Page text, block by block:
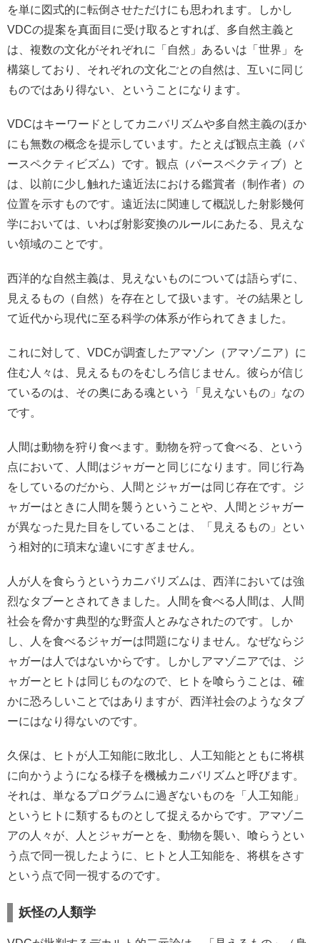
を単に図式的に転倒させただけにも思われます。しかし
VDCの提案を真面目に受け取るとすれば、多自然主義と
は、複数の文化がそれぞれに「自然」あるいは「世界」を
構築しており、それぞれの文化ごとの自然は、互いに同じ
ものではあり得ない、ということになります。
VDCはキーワードとしてカニバリズムや多自然主義のほか
にも無数の概念を提示しています。たとえば観点主義（パ
ースペクティビズム）です。観点（パースペクティブ）と
は、以前に少し触れた遠近法における鑑賞者（制作者）の
位置を示すものです。遠近法に関連して概説した射影幾何
学においては、いわば射影変換のルールにあたる、見えな
い領域のことです。
西洋的な自然主義は、見えないものについては語らずに、
見えるもの（自然）を存在として扱います。その結果とし
て近代から現代に至る科学の体系が作られてきました。
これに対して、VDCが調査したアマゾン（アマゾニア）に
住む人々は、見えるものをむしろ信じません。彼らが信じ
ているのは、その奥にある魂という「見えないもの」なの
です。
人間は動物を狩り食べます。動物を狩って食べる、という
点において、人間はジャガーと同じになります。同じ行為
をしているのだから、人間とジャガーは同じ存在です。ジ
ャガーはときに人間を襲うということや、人間とジャガー
が異なった見た目をしていることは、「見えるもの」とい
う相対的に瑣末な違いにすぎません。
人が人を食らうというカニバリズムは、西洋においては強
烈なタブーとされてきました。人間を食べる人間は、人間
社会を脅かす典型的な野蛮人とみなされたのです。しか
し、人を食べるジャガーは問題になりません。なぜならジ
ャガーは人ではないからです。しかしアマゾニアでは、ジ
ャガーとヒトは同じものなので、ヒトを喰らうことは、確
かに恐ろしいことではありますが、西洋社会のようなタブ
ーにはなり得ないのです。
久保は、ヒトが人工知能に敗北し、人工知能とともに将棋
に向かうようになる様子を機械カニバリズムと呼びます。
それは、単なるプログラムに過ぎないものを「人工知能」
というヒトに類するものとして捉えるからです。アマゾニ
アの人々が、人とジャガーとを、動物を襲い、喰らうとい
う点で同一視したように、ヒトと人工知能を、将棋をさす
という点で同一視するのです。
妖怪の人類学